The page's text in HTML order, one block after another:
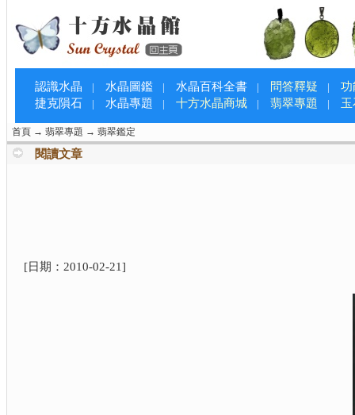
認識水晶 | 水晶圖鑑 | 水晶百科全書 | 問答釋疑 |
功
捷克隕石
| 水晶專題 | 十方水晶商城 | 翡翠專題 |
首頁 → 翡翠專題 → 翡翠鑑定
閱讀文章
[日期： 2010-02-21]